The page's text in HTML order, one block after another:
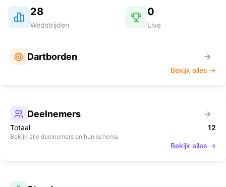
28
Wedstrijden
0
Live
Dartborden
Bekijk alles →
Deelnemers
Totaal 12
Bekijk alle deelnemers en hun schema
Bekijk alles →